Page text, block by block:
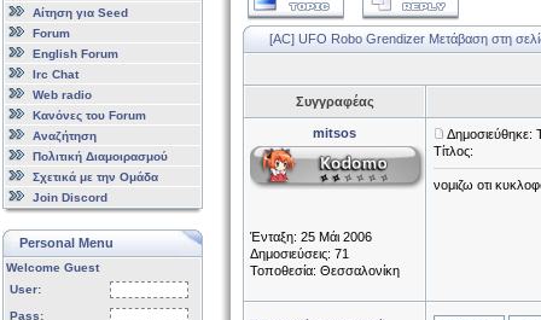
Αίτηση για Seed
Forum
English Forum
Irc Chat
Web radio
Κανόνες του Forum
Αναζήτηση
Πολιτική Διαμοιρασμού
Σχετικά με την Ομάδα
Join Discord
Personal Menu
Welcome Guest
User:
Pass:
[AC] UFO Robo Grendizer Μετάβαση στη
Συγγραφέας
mitsos
Ένταξη: 25 Μάι 2006
Δημοσιεύσεις: 71
Τοποθεσία: Θεσσαλονίκη
Δημοσιεύθηκε:
Τίτλος:
νομιζω οτι